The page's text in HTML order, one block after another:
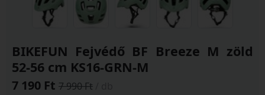
BIKEFUN Fejvédő BF Breeze M zöld
52-56 cm KS16-GRN-M
7 190 Ft 7 990 Ft